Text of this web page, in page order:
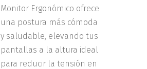
Monitor Ergonómico ofrece
una postura más cómoda
y saludable, elevando tus
pantallas a la altura ideal
para reducir la tensión en